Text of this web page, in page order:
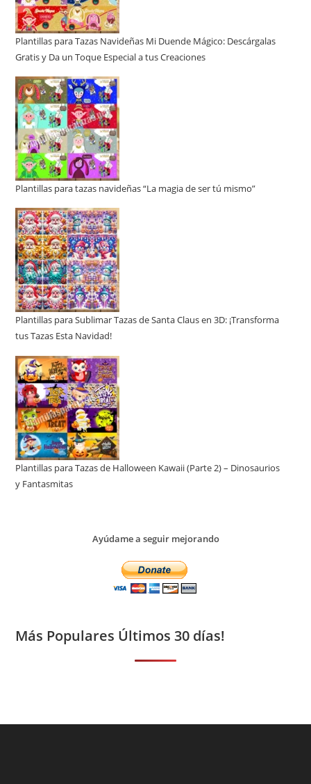
Plantillas para Tazas Navideñas Mi Duende Mágico: Descárgalas
Gratis y Da un Toque Especial a tus Creaciones
Plantillas para tazas navideñas “La magia de ser tú mismo”
Plantillas para Sublimar Tazas de Santa Claus en 3D: ¡Transforma
tus Tazas Esta Navidad!
Plantillas para Tazas de Halloween Kawaii (Parte 2) – Dinosaurios
y Fantasmitas
Ayúdame a seguir mejorando
Más Populares Últimos 30 días!